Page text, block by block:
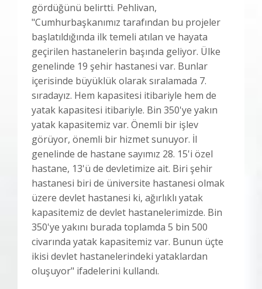
gördüğünü belirtti. Pehlivan,
"Cumhurbaşkanımız tarafından bu projeler
başlatıldığında ilk temeli atılan ve hayata
geçirilen hastanelerin başında geliyor. Ülke
genelinde 19 şehir hastanesi var. Bunlar
içerisinde büyüklük olarak sıralamada 7.
sıradayız. Hem kapasitesi itibariyle hem de
yatak kapasitesi itibariyle. Bin 350'ye yakın
yatak kapasitemiz var. Önemli bir işlev
görüyor, önemli bir hizmet sunuyor. İl
genelinde de hastane sayımız 28. 15'i özel
hastane, 13'ü de devletimize ait. Biri şehir
hastanesi biri de üniversite hastanesi olmak
üzere devlet hastanesi ki, ağırlıklı yatak
kapasitemiz de devlet hastanelerimizde. Bin
350'ye yakını burada toplamda 5 bin 500
civarında yatak kapasitemiz var. Bunun üçte
ikisi devlet hastanelerindeki yataklardan
oluşuyor" ifadelerini kullandı.